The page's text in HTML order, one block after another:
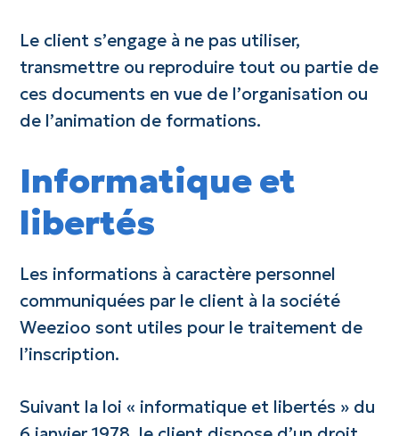
Le client s’engage à ne pas utiliser,
transmettre ou reproduire tout ou partie de
ces documents en vue de l’organisation ou
de l’animation de formations.
Informatique et
libertés
Les informations à caractère personnel
communiquées par le client à la société
Weezioo sont utiles pour le traitement de
l’inscription.
Suivant la loi « informatique et libertés » du